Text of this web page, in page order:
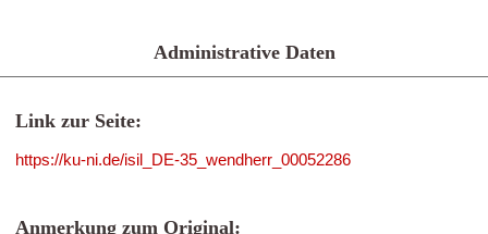
Administrative Daten
Link zur Seite:
https://ku-ni.de/isil_DE-35_wendherr_00052286
Anmerkung zum Original: